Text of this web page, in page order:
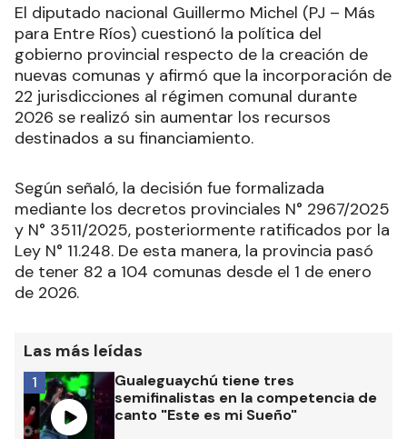
El diputado nacional Guillermo Michel (PJ – Más
para Entre Ríos) cuestionó la política del
gobierno provincial respecto de la creación de
nuevas comunas y afirmó que la incorporación de
22 jurisdicciones al régimen comunal durante
2026 se realizó sin aumentar los recursos
destinados a su financiamiento.
Según señaló, la decisión fue formalizada
mediante los decretos provinciales N° 2967/2025
y N° 3511/2025, posteriormente ratificados por la
Ley N° 11.248. De esta manera, la provincia pasó
de tener 82 a 104 comunas desde el 1 de enero
de 2026.
Las más leídas
Gualeguaychú tiene tres
semifinalistas en la competencia de
canto "Este es mi Sueño"
1